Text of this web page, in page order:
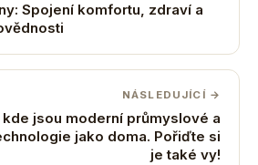
Spojení komfortu, zdraví a
NÁSLEDUJÍCÍ →
jsou moderní průmyslové a
jako doma. Pořiďte si
je také vy!